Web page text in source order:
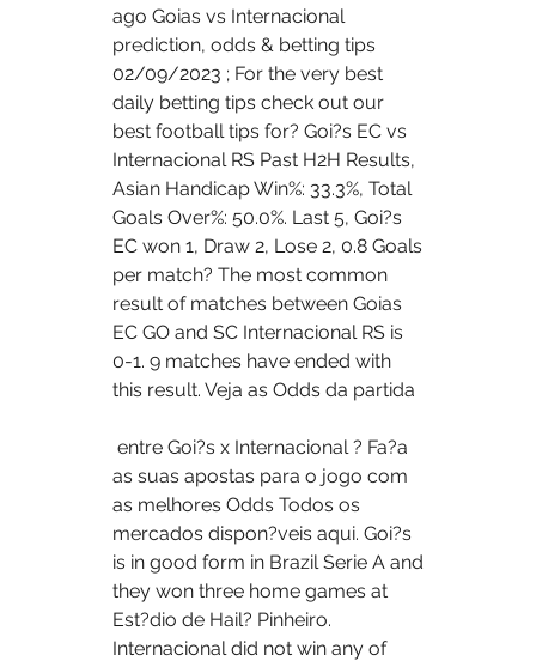
ago Goias vs Internacional
prediction, odds & betting tips
02/09/2023 ; For the very best
daily betting tips check out our
best football tips for? Goi?s EC vs
Internacional RS Past H2H Results,
Asian Handicap Win%: 33.3%, Total
Goals Over%: 50.0%. Last 5, Goi?s
EC won 1, Draw 2, Lose 2, 0.8 Goals
per match? The most common
result of matches between Goias
EC GO and SC Internacional RS is
0-1. 9 matches have ended with
this result. Veja as Odds da partida
as suas apostas para o jogo com
as melhores Odds Todos os
mercados dispon?veis aqui. Goi?s
is in good form in Brazil Serie A and
they won three home games at
Est?dio de Hail? Pinheiro.
Internacional did not win any of